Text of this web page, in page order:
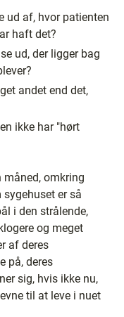
ud af, hvor patienten
haft det?
ud, der ligger bag
andet end det,
ikke har "hørt
omkring
er så
i den strålende,
og meget
af deres
på, deres
sig, hvis ikke nu,
til at leve i nuet